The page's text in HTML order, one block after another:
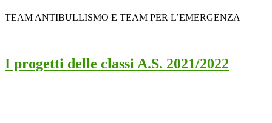
TEAM ANTIBULLISMO E TEAM PER L’EMERGENZA
I progetti delle classi A.S. 2021/2022